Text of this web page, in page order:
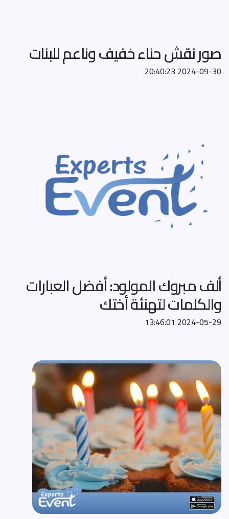
صور نقش حناء خفيف وناعم للبنات
2024-09-30 20:40:23
ألف مبروك المولود: أفضل العبارات
والكلمات لتهنئة أختك
2024-05-29 13:46:01